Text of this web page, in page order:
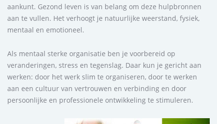
aankunt. Gezond leven is van belang om deze hulpbronnen
aan te vullen. Het verhoogt je natuurlijke weerstand, fysiek,
mentaal en emotioneel.
Als mentaal sterke organisatie ben je voorbereid op
veranderingen, stress en tegenslag. Daar kun je gericht aan
werken: door het werk slim te organiseren, door te werken
aan een cultuur van vertrouwen en verbinding en door
persoonlijke en professionele ontwikkeling te stimuleren.